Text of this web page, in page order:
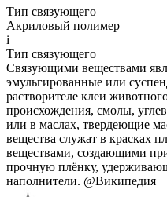
Тип связующего
Акриловый полимер
i
Тип связующего
Связующими веществами
эмульгированные или
растворителе клеи
происхождения, смолы,
или в маслах, твердеющие
вещества служат в красках
веществами, создающими
прочную плёнку,
наполнители. @Википедия